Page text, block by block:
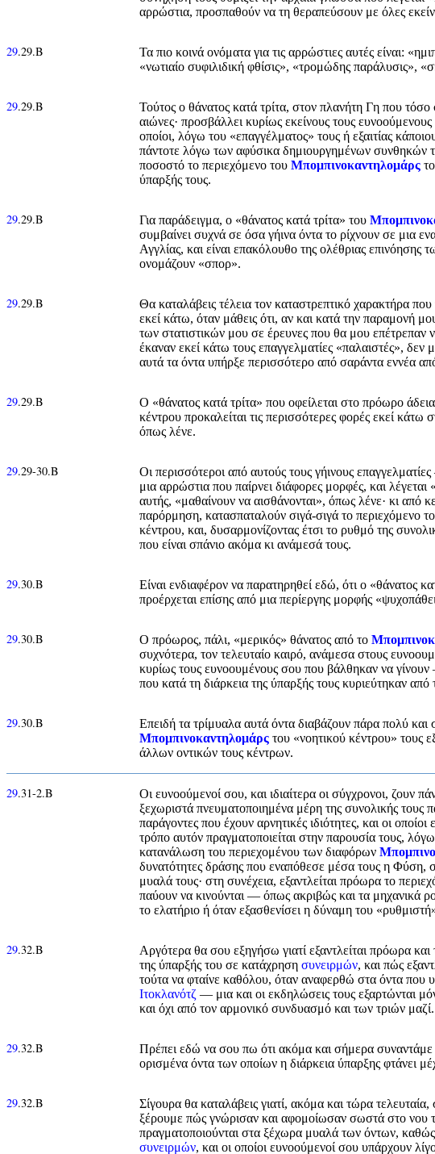
αρρώστια, προσπαθούν να τη θεραπεύσουν με όλες
29.29.Β
Τα πιο κοινά ονόματα για τις αρρώστιες αυτές είναι:
«νωτιαίο συφιλιδική φθίσις», «τρομώδης παράλυσις»,
29.29.Β
Τούτος ο θάνατος κατά τρίτα, στον πλανήτη Γη που
αιώνες· προσβάλλει κυρίως εκείνους τους
οποίοι, λόγω του «επαγγέλματος» τους ή εξαιτίας
πάντοτε λόγω των αφύσικα δημιουργημένων συνθηκών
ποσοστό το περιεχόμενο του Μπομπινοκαντηλομάρς
ύπαρξής τους.
29.29.Β Για παράδειγμα, ο «θάνατος κατά τρίτα» του
συμβαίνει συχνά σε όσα γήινα όντα το ρίχνουν σε μια
Αγγλίας, και είναι επακόλουθο της ολέθριας
ονομάζουν «σπορ».
29.29.Β
Θα καταλάβεις τέλεια τον καταστρεπτικό χαρακτήρα
εκεί κάτω, όταν μάθεις ότι, αν και κατά την παραμονή
των στατιστικών μου σε έρευνες που θα μου
έκαναν εκεί κάτω τους επαγγελματίες «παλαιστές»,
αυτά τα όντα υπήρξε περισσότερο από σαράντα εννέα
29.29.Β Ο «θάνατος κατά τρίτα» που οφείλεται στο πρόωρο
κέντρου προκαλείται τις περισσότερες φορές εκεί κάτω
όπως λένε.
29.29-30.Β
Οι περισσότεροι από αυτούς τους γήινους
μια αρρώστια που παίρνει διάφορες μορφές, και
αυτής, «μαθαίνουν να αισθάνονται», όπως λένε· κι από
παρόρμηση, κατασπαταλούν σιγά-σιγά το περιεχόμενο
κέντρου, και, δυσαρμονίζοντας έτσι το ρυθμό της
που είναι σπάνιο ακόμα κι ανάμεσά τους.
29.30.Β
Είναι ενδιαφέρον να παρατηρηθεί εδώ, ότι ο «θάνατος
προέρχεται επίσης από μια περίεργης μορφής
29.30.Β Ο πρόωρος, πάλι, «μερικός» θάνατος από το
συχνότερα, τον τελευταίο καιρό, ανάμεσα στους
κυρίως τους ευνοουμένους σου που βάλθηκαν να
που κατά τη διάρκεια της ύπαρξής τους κυριεύτηκαν
29.30.Β
Επειδή τα τρίμυαλα αυτά όντα διαβάζουν πάρα πολύ
Μπομπινοκαντηλομάρς του «νοητικού κέντρου» τους
άλλων οντικών τους κέντρων.
29.31-2.Β
Οι ευνοούμενοί σου, και ιδιαίτερα οι σύγχρονοι, ζουν
ξεχωριστά πνευματοποιημένα μέρη της συνολικής
παράγοντες που έχουν αρνητικές ιδιότητες, και οι
τρόπο αυτόν πραγματοποιείται στην παρουσία τους,
κατανάλωση του περιεχομένου των διαφόρων
δυνατότητες δράσης που εναπόθεσε μέσα τους η
μυαλά τους· στη συνέχεια, εξαντλείται πρόωρα το
παύουν να κινούνται — όπως ακριβώς και τα μηχανικά
το ελατήριο ή όταν εξασθενίσει η δύναμη του
29.32.Β
Αργότερα θα σου εξηγήσω γιατί εξαντλείται πρόωρα
της ύπαρξής του σε κατάχρηση συνειρμών, και πώς
τούτα να φταίνε καθόλου, όταν αναφερθώ στα όντα που
Ιτοκλανότζ — μια και οι εκδηλώσεις τους εξαρτώνται
και όχι από τον αρμονικό συνδυασμό και των τριών μαζί.
29.32.Β
Πρέπει εδώ να σου πω ότι ακόμα και σήμερα
ορισμένα όντα των οποίων η διάρκεια ύπαρξης φτάνει
29.32.Β
Σίγουρα θα καταλάβεις γιατί, ακόμα και τώρα
ξέρουμε πώς γνώρισαν και αφομοίωσαν σωστά στο νου
πραγματοποιούνται στα ξέχωρα μυαλά των όντων,
συνειρμών, και οι οποίοι ευνοούμενοί σου υπάρχουν